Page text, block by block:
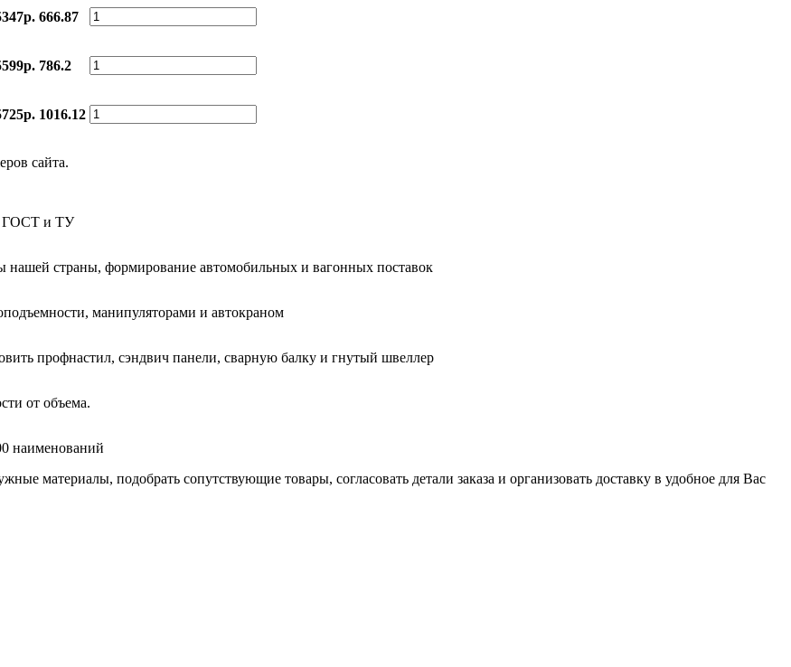
666.87
786.2
1016.12
сайта.
ГОСТ и ТУ
нашей страны, формирование автомобильных и вагонных поставок
манипуляторами и автокраном
профнастил, сэндвич панели, сварную балку и гнутый швеллер
от объема.
наименований
материалы, подобрать сопутствующие товары, согласовать детали заказа и организовать доставку в удобное для Вас